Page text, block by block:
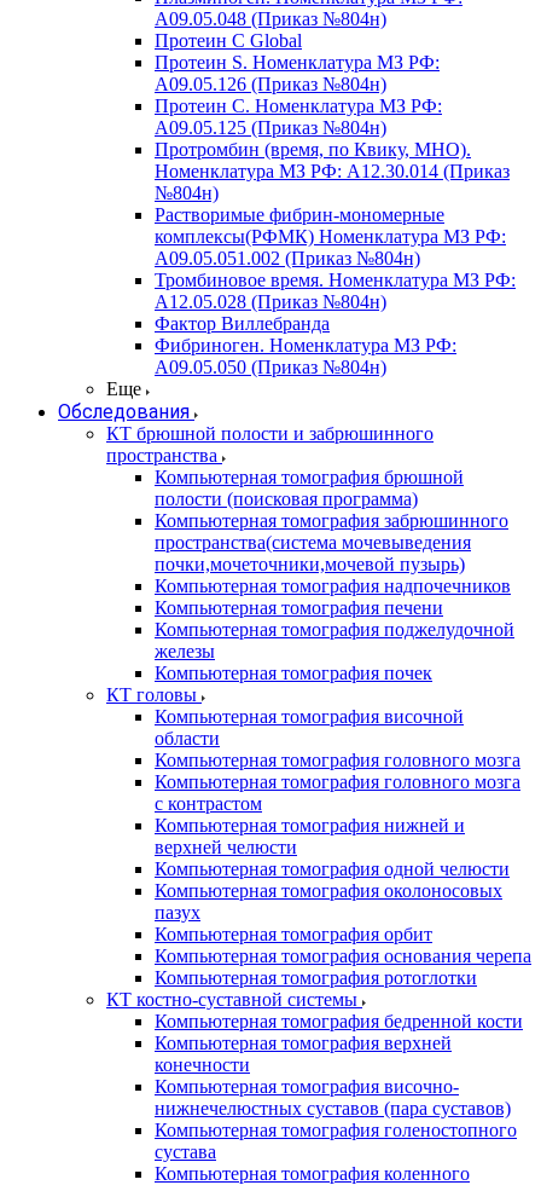
A09.05.048 (Приказ №804н)
Протеин C Global
Протеин S. Номенклатура МЗ РФ:
A09.05.126 (Приказ №804н)
Протеин С. Номенклатура МЗ РФ:
A09.05.125 (Приказ №804н)
Протромбин (время, по Квику, МНО).
Номенклатура МЗ РФ: A12.30.014 (Приказ
№804н)
Растворимые фибрин-мономерные
комплексы(РФМК) Номенклатура МЗ РФ:
A09.05.051.002 (Приказ №804н)
Тромбиновое время. Номенклатура МЗ РФ:
A12.05.028 (Приказ №804н)
Фактор Виллебранда
Фибриноген. Номенклатура МЗ РФ:
A09.05.050 (Приказ №804н)
Еще
Обследования
КТ брюшной полости и забрюшинного
пространства
Компьютерная томография брюшной
полости (поисковая программа)
Компьютерная томография забрюшинного
пространства(система мочевыведения
почки,мочеточники,мочевой пузырь)
Компьютерная томография надпочечников
Компьютерная томография печени
Компьютерная томография поджелудочной
железы
Компьютерная томография почек
КТ головы
Компьютерная томография височной
области
Компьютерная томография головного мозга
Компьютерная томография головного мозга
с контрастом
Компьютерная томография нижней и
верхней челюсти
Компьютерная томография одной челюсти
Компьютерная томография околоносовых
пазух
Компьютерная томография орбит
Компьютерная томография основания черепа
Компьютерная томография ротоглотки
КТ костно-суставной системы
Компьютерная томография бедренной кости
Компьютерная томография верхней
конечности
Компьютерная томография височно-
нижнечелюстных суставов (пара суставов)
Компьютерная томография голеностопного
сустава
Компьютерная томография коленного